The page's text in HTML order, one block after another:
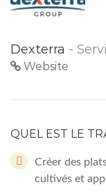
Dexterra -
Website
QUEL EST LE
Créer des
cultivés et